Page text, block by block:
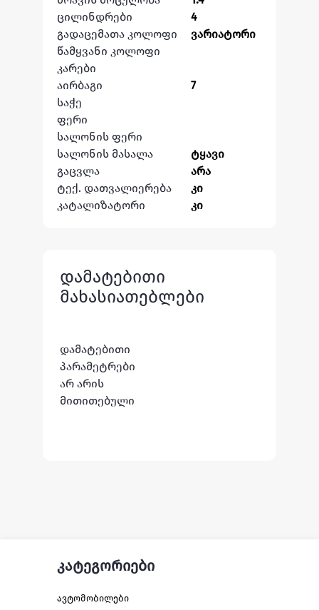
ცილინდრები
4
გადაცემათა კოლოფი
ვარიატორი
წამყვანი კოლოფი
კარები
აირბაგი
7
საჭე
ფერი
სალონის ფერი
სალონის მასალა
ტყავი
გაცვლა
არა
ტექ. დათვალიერება
კი
კატალიზატორი
კი
დამატებითი
მახასიათებლები
დამატებითი
პარამეტრები
არ არის
მითითებული
კატეგორიები
ავტომობილები